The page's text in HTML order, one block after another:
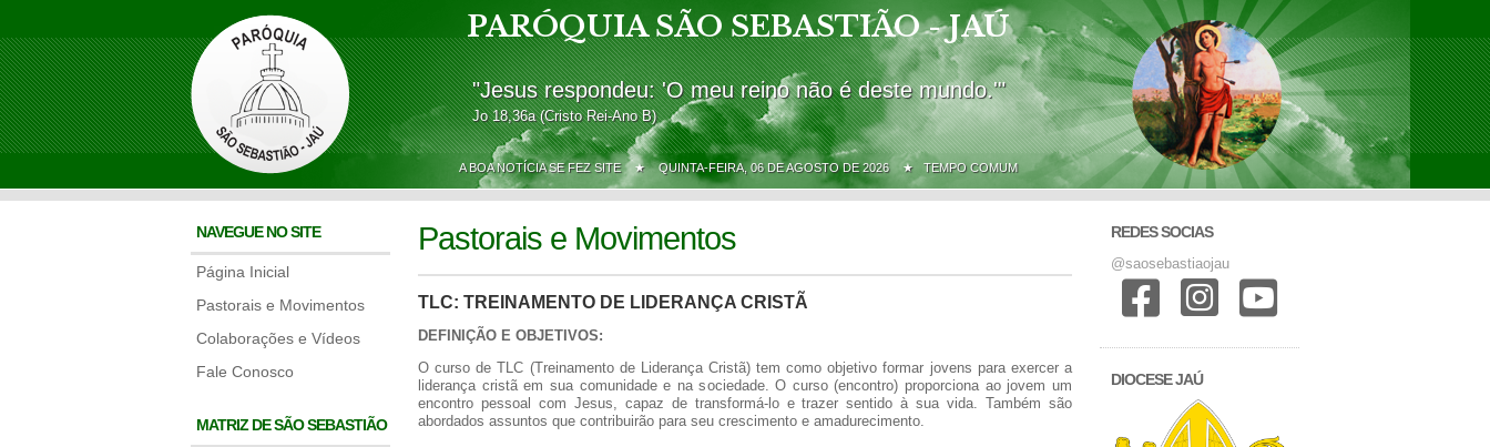
PARÓQUIA SÃO SEBASTIÃO - JAÚ
"Jesus respondeu: 'O meu reino não é deste mundo.'"
Jo 18,36a (Cristo Rei-Ano B)
A BOA NOTÍCIA SE FEZ SITE ★QUINTA-FEIRA, 06 DE AGOSTO DE 2026 ★ TEMPO COMUM
NAVEGUE NO SITE
Página Inicial
Pastorais e Movimentos
Colaborações e Vídeos
Fale Conosco
MATRIZ DE SÃO SEBASTIÃO
Pastorais e Movimentos
TLC: TREINAMENTO DE LIDERANÇA CRISTÃ
DEFINIÇÃO E OBJETIVOS:
O curso de TLC (Treinamento de Liderança Cristã) tem como objetivo formar jovens para exercer a
liderança cristã em sua comunidade e na sociedade. O curso (encontro) proporciona ao jovem um
encontro pessoal com Jesus, capaz de transformá-lo e trazer sentido à sua vida. Também são
abordados assuntos que contribuirão para seu crescimento e amadurecimento.
REDES SOCIAS
@saosebastiaojau
DIOCESE JAÚ